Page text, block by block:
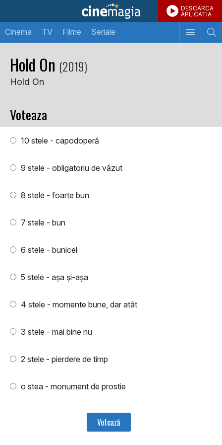
DESCARCA
APLICATIA
Cinema TV Filme Seriale
Hold On (2019)
Hold On
Voteaza
10 stele - capodoperă
9 stele - obligatoriu de văzut
8 stele - foarte bun
7 stele - bun
6 stele - bunicel
5 stele - aşa şi-aşa
4 stele - momente bune, dar atât
3 stele - mai bine nu
2 stele - pierdere de timp
o stea - monument de prostie